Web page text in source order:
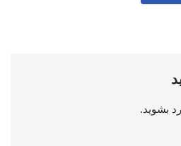
بشوید.